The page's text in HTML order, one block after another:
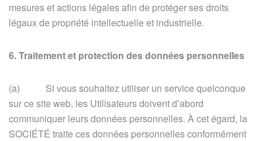
mesures et actions légales afin de protéger ses droits
légaux de propriété intellectuelle et industrielle.
6. Traitement et protection des données personnelles
(a) Si vous souhaitez utiliser un service quelconque
sur ce site web, les Utilisateurs doivent d’abord
communiquer leurs données personnelles. À cet égard, la
SOCIÉTÉ traite ces données personnelles conformément